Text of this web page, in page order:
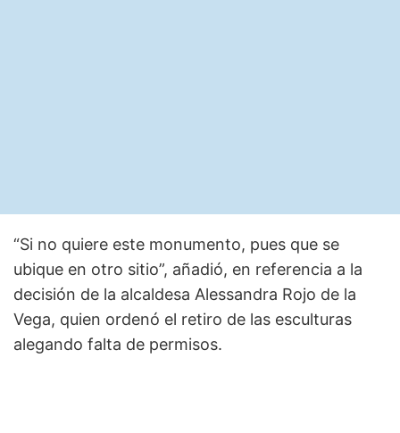
“Si no quiere este monumento, pues que se
ubique en otro sitio”, añadió, en referencia a la
decisión de la alcaldesa Alessandra Rojo de la
Vega, quien ordenó el retiro de las esculturas
alegando falta de permisos.